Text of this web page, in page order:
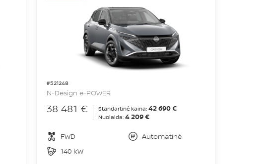
#521248
N-Design e-POWER
38 481 € Standartinė kaina: 42 690 €
Nuolaida: 4 209 €
FWD
Automatinė
140 kW